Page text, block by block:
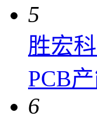
5
胜宏
PCB
6